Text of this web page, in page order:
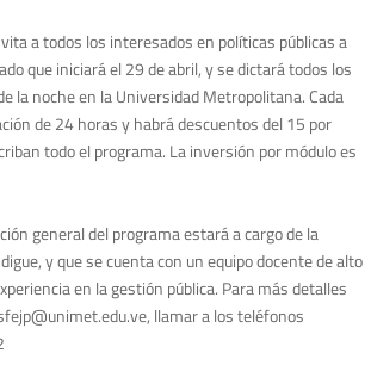
a todos los interesados en políticas públicas a
que iniciará el 29 de abril, y se dictará todos los
la noche en la Universidad Metropolitana. Cada
de 24 horas y habrá descuentos del 15 por
todo el programa. La inversión por módulo es
general del programa estará a cargo de la
y que se cuenta con un equipo docente de alto
en la gestión pública. Para más detalles
, llamar a los teléfonos